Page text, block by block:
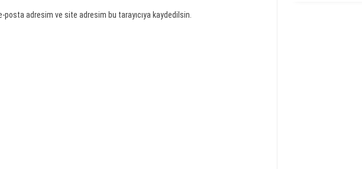
posta adresim ve site adresim bu tarayıcıya kaydedilsin.